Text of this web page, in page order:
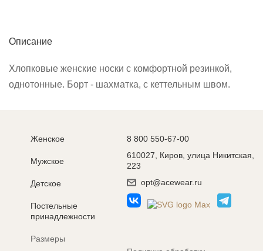
Описание
Хлопковые женские носки с комфортной резинкой,
однотонные. Борт - шахматка, с кеттельным швом.
Женское
Мужское
Детское
Постельные
принадлежности
Размеры
8 800 550-67-00
610027, Киров, улица Никитская,
223
opt@acewear.ru